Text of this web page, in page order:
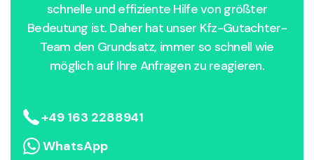
schnelle und effiziente Hilfe von größter
Bedeutung ist. Daher hat unser Kfz-Gutachter-
Team den Grundsatz, immer so schnell wie
möglich auf Ihre Anfragen zu reagieren.
+49 163 2288941
WhatsApp